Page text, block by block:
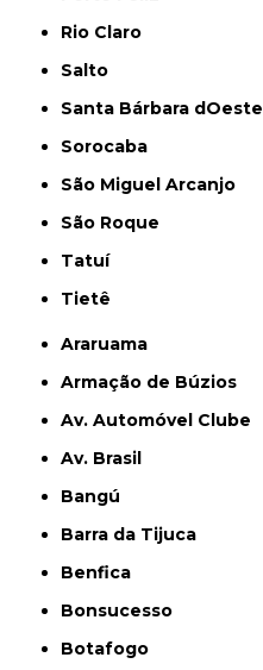
Rio Claro
Salto
Santa Bárbara dOeste
Sorocaba
São Miguel Arcanjo
São Roque
Tatuí
Tietê
Araruama
Armação de Búzios
Av. Automóvel Clube
Av. Brasil
Bangú
Barra da Tijuca
Benfica
Bonsucesso
Botafogo